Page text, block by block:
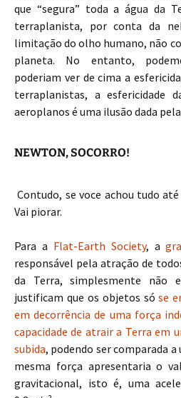
que “segura” toda a água da
terraplanista, por conta da
limitação do olho humano, não
planeta. No entanto,
poderiam ver de cima a
terraplanistas, a esfericidade
aeroplanos é uma ilusão dada
NEWTON, SOCORRO!
Contudo, se voce achou tudo
Vai piorar.
Para a Flat-Earth Society, a
responsável pela atração de
da Terra, simplesmente não
justificam que os objetos sóse
em decorrência de uma força
capacidade de atrair a Terra em
subida, podendo ser comparada
mesma força apresentaria o
gravitacional, isto é, uma